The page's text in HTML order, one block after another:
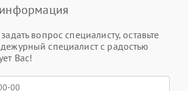
вопрос специалисту, оставьте
специалист с радостью
Вас!